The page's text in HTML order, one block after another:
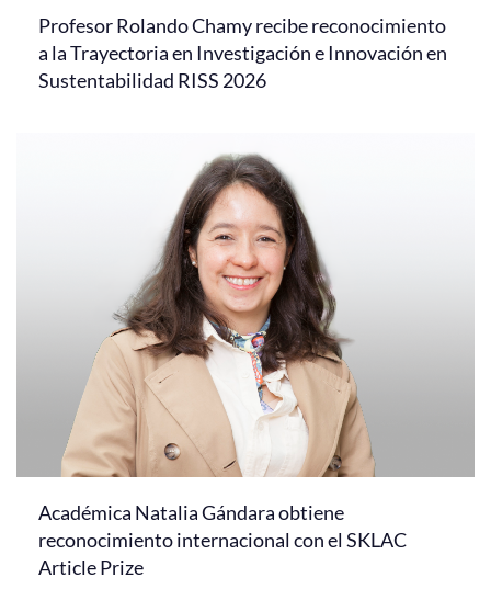
Profesor Rolando Chamy recibe reconocimiento
a la Trayectoria en Investigación e Innovación en
Sustentabilidad RISS 2026
Académica Natalia Gándara obtiene
reconocimiento internacional con el SKLAC
Article Prize